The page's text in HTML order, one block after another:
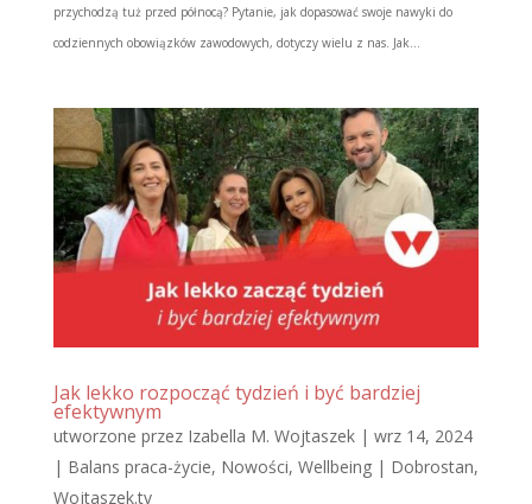
przychodzą tuż przed północą? Pytanie, jak dopasować swoje nawyki do
codziennych obowiązków zawodowych, dotyczy wielu z nas. Jak...
Jak lekko rozpocząć tydzień i być bardziej
efektywnym
utworzone przez Izabella M. Wojtaszek| wrz 14, 2024
| Balans praca-życie, Nowości, Wellbeing | Dobrostan,
Wojtaszek.tv